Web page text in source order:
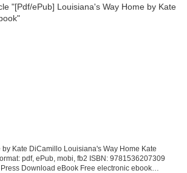
Kate DiCamillo Louisiana's Way Home Kate
pdf, ePub, mobi, fb2 ISBN: 9781536207309
Download eBook Free electronic ebook